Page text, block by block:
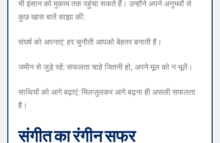
भी इंसान को मुकाम तक पहुंचा सकते हैं। उन्होंने अपने अनुभवों से
कुछ खास बातें साझा कीं:
संघर्ष को अपनाएं: हर चुनौती आपको बेहतर बनाती है।
जमीन से जुड़े रहें: सफलता चाहे जितनी हो, अपने मूल को न भूलें।
साथियों को आगे बढ़ाएं: मिलजुलकर आगे बढ़ना ही असली सफलता
है।
संगीत का रंगीन सफर